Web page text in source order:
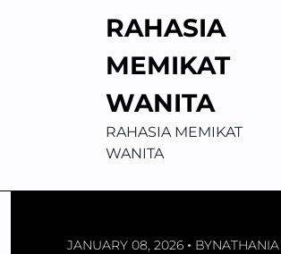
RAHASIA
MEMIKAT
WANITA
RAHASIA MEMIKAT
WANITA
JANUARY 08, 2026 BY